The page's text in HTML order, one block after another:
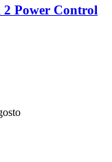
Power Control